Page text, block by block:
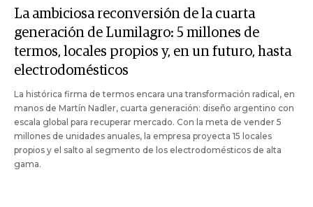
La ambiciosa reconversión de la cuarta
generación de Lumilagro: 5 millones de
termos, locales propios y, en un futuro, hasta
electrodomésticos
La histórica firma de termos encara una transformación radical, en
manos de Martín Nadler, cuarta generación: diseño argentino con
escala global para recuperar mercado. Con la meta de vender 5
millones de unidades anuales, la empresa proyecta 15 locales
propios y el salto al segmento de los electrodomésticos de alta
gama.